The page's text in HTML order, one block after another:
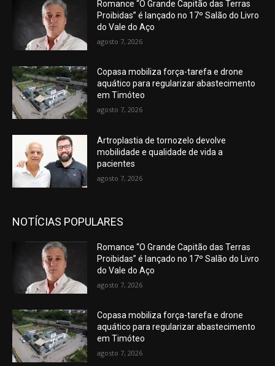
Romance “O Grande Capitão das Terras
Proibidas” é lançado no 17º Salão do Livro
do Vale do Aço
agosto 7, 2026
Copasa mobiliza força-tarefa e drone
aquático para regularizar abastecimento
em Timóteo
agosto 7, 2026
Artroplastia de tornozelo devolve
mobilidade e qualidade de vida a
pacientes
agosto 7, 2026
NOTÍCIAS POPULARES
Romance “O Grande Capitão das Terras
Proibidas” é lançado no 17º Salão do Livro
do Vale do Aço
agosto 7, 2026
Copasa mobiliza força-tarefa e drone
aquático para regularizar abastecimento
em Timóteo
agosto 7, 2026